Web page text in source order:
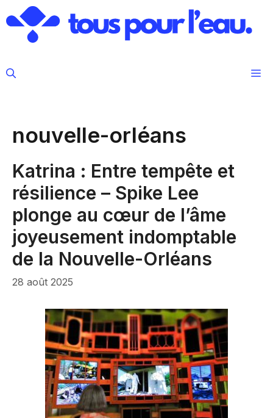
au
contenu
nouvelle-orléans
Katrina : Entre tempête et
résilience – Spike Lee
plonge au cœur de l’âme
joyeusement indomptable
de la Nouvelle-Orléans
28 août 2025